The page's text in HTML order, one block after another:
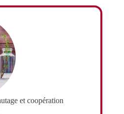
et coopération